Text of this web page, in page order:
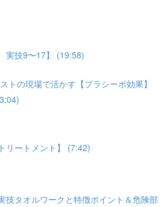
技9〜17】 (19:58)
トの現場で活かす【プラシーボ効果】
リートメント】 (7:42)
タオルワークと特徴ポイント＆危険部